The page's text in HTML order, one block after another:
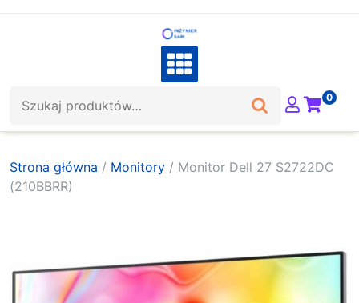
0
Strona główna / Monitory / Monitor Dell 27 S2722DC
(210BBRR)